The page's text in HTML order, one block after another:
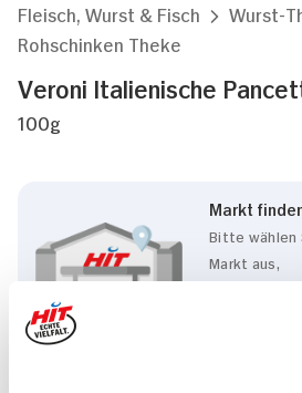
Fleisch, Wurst & Fisch
Wurst-
Rohschinken Theke
Veroni Italienische
100g
Markt
Bitte wählen
Markt aus,